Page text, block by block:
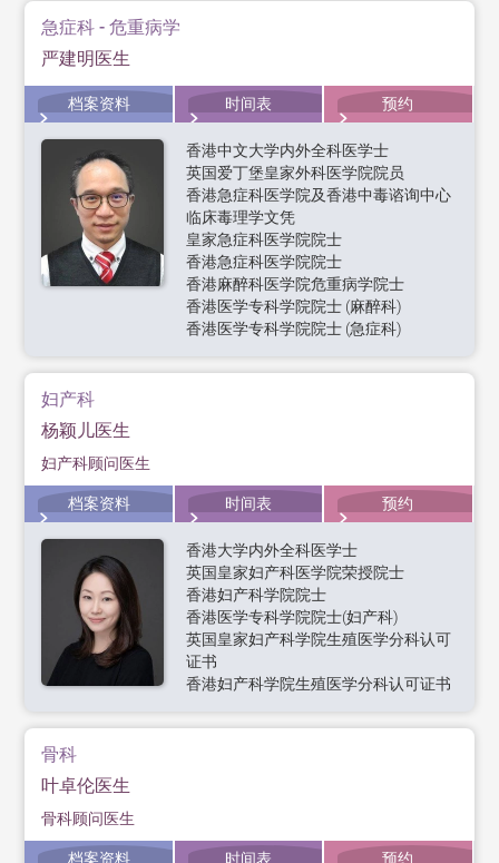
急症科 - 危重病学
严建明医生
档案资料 时间表 预约
香港中文大学内外全科医学士
英国爱丁堡皇家外科医学院院员
香港急症科医学院及香港中毒谘询中心
临床毒理学文凭
皇家急症科医学院院士
香港急症科医学院院士
香港麻醉科医学院危重病学院士
香港医学专科学院院士 (麻醉科)
香港医学专科学院院士 (急症科)
妇产科
杨颖儿医生
妇产科顾问医生
档案资料 时间表 预约
香港大学内外全科医学士
英国皇家妇产科医学院荣授院士
香港妇产科学院院士
香港医学专科学院院士(妇产科)
英国皇家妇产科学院生殖医学分科认可
证书
香港妇产科学院生殖医学分科认可证书
骨科
叶卓伦医生
骨科顾问医生
档案资料 时间表 预约